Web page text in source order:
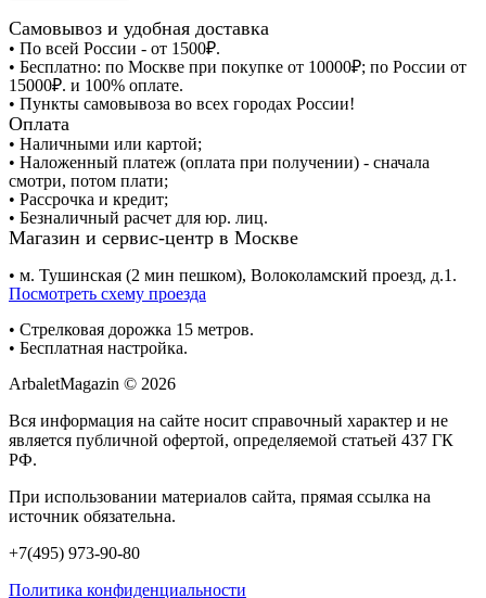
Самовывоз и удобная доставка
• По всей России - от 1500₽.
• Бесплатно: по Москве при покупке от 10000₽; по России от
15000₽. и 100% оплате.
• Пункты самовывоза во всех городах России!
Оплата
• Наличными или картой;
• Наложенный платеж (оплата при получении) - сначала
смотри, потом плати;
• Рассрочка и кредит;
• Безналичный расчет для юр. лиц.
Магазин и сервис-центр в Москве
• м. Тушинская (2 мин пешком), Волоколамский проезд, д.1.
Посмотреть схему проезда
• Cтрелковая дорожка 15 метров.
• Бесплатная настройка.
ArbaletMagazin © 2026
Вся информация на сайте носит справочный характер и не
является публичной офертой, определяемой статьей 437 ГК
РФ.
При использовании материалов сайта, прямая ссылка на
источник обязательна.
+7(495) 973-90-80
Политика конфиденциальности